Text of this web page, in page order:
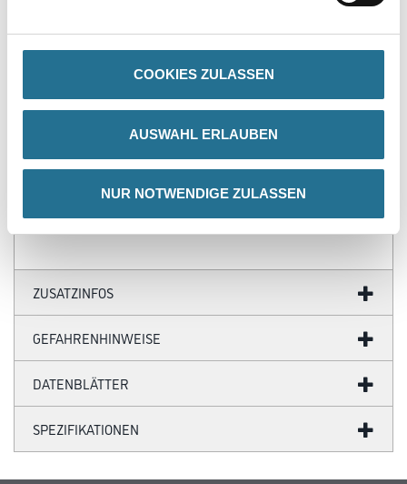
COOKIES ZULASSEN
AUSWAHL ERLAUBEN
NUR NOTWENDIGE ZULASSEN
PRODUKTEIGENSCHAFTEN
Produkteigenschaft
- Anwendungstyp WAP nach DIN 4108-10
- Brandverhalten B1
- Form- und alterungsbeständig
ZUSATZINFOS
GEFAHRENHINWEISE
DATENBLÄTTER
SPEZIFIKATIONEN